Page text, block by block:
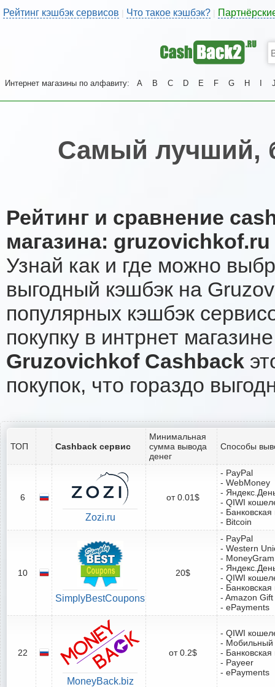
Рейтинг кэшбэк сервисов | Что такое кэшбэк?
Интернет магазины по алфавиту: A B C D E F G H
Самый лучший,
Рейтинг и сравнение
магазина: gruzovichkof.ru
Узнай как и где можно
выгодный кэшбэк на
популярных кэшбэк
покупку в интрнет
Gruzovichkof Cashback
покупок, что гораздо
ТОП Cashback сервис
Минимальная
сумма вывода
денег
Способы
6
Zozi.ru
от 0.01$
- PayPal
- WebMoney
-
- QIWI
-
- Bitcoin
10
SimplyBestCoupons
20$
- PayPal
- Western
- MoneyGram
-
- QIWI
-
- Amazon
- ePayments
22
MoneyBack.biz
от 0.2$
- QIWI
- Мобильный
-
- Payeer
- ePayments